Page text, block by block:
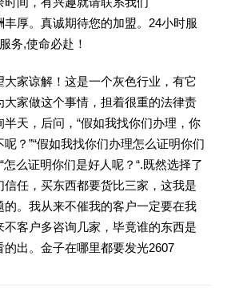
厚。真诚期待您的加盟。24小时服
务,使命必赴！
大家谅解！这是一个灰色行业，有它
大家做这个事情，担着很重的法律责
天，后问，“假如我找你们办理，你
？”“假如我找你们办理怎么证明你们
怎么证明你们是好人呢？“.既然选择了
信任，买东西都要货比三家，这我是
的。我从来不催我的客户一定要在我
不客户多咨询几家，毕竟谁的东西是
的出。金子在哪里都要发光2607